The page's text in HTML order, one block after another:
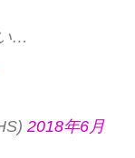
…
2018年6月